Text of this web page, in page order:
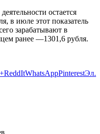
остается
в июле этот показатель
зарабатывают в
ранее —1301,6 рубля.
ReddItWhatsAppPinterestЭл.